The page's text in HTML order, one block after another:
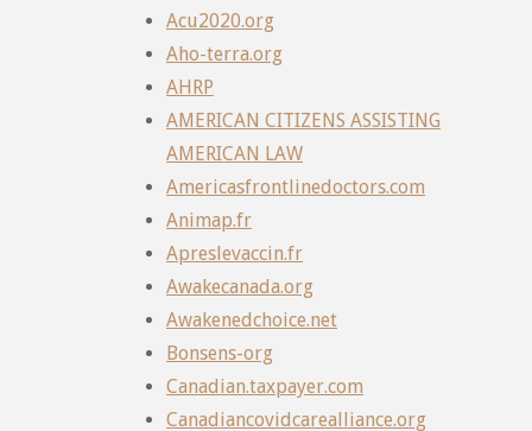
Acu2020.org
Aho-terra.org
AHRP
AMERICAN CITIZENS ASSISTING
AMERICAN LAW
Americasfrontlinedoctors.com
Animap.fr
Apreslevaccin.fr
Awakecanada.org
Awakenedchoice.net
Bonsens-org
Canadian.taxpayer.com
Canadiancovidcarealliance.org